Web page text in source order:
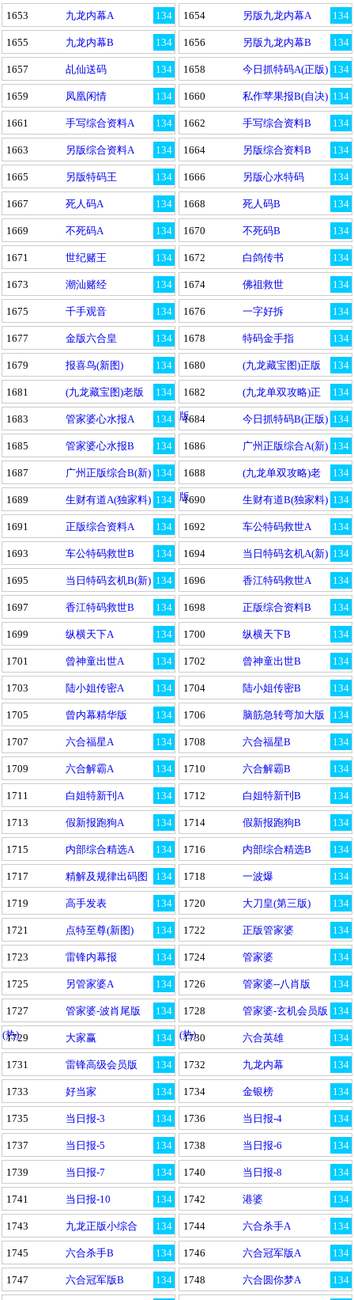
134
1653 九龙内幕A 134
1654 另版九龙内幕A
134
1655 九龙内幕B 134
1656 另版九龙内幕B
134
1657 乩仙送码 134
1658 今日抓特码A(正版)
134
1659 凤凰闲情 134
1660 私作苹果报B(自决)
134
1661 手写综合资料A 134
1662 手写综合资料B
134
1663 另版综合资料A 134
1664 另版综合资料B
134
1665 另版特码王 134
1666 另版心水特码
134
1667 死人码A 134
1668 死人码B
134
1669 不死码A 134
1670 不死码B
134
1671 世纪赌王 134
1672 白鸽传书
134
1673 潮汕赌经 134
1674 佛祖救世
134
1675 千手观音 134
1676 一字好拆
134
1677 金版六合皇 134
1678 特码金手指
134
1679 报喜鸟(新图) 134
1680 (九龙藏宝图)正版
134
1681 (九龙藏宝图)老版 134
1682
(九龙单双攻略)正
版
134
1683 管家婆心水报A 134
1684 今日抓特码B(正版)
134
1685 管家婆心水报B 134
1686 广州正版综合A(新)
134
1687 广州正版综合B(新) 134
1688
(九龙单双攻略)老
版
134
1689 生财有道A(独家料) 134
1690 生财有道B(独家料)
134
1691 正版综合资料A 134
1692 车公特码救世A
134
1693 车公特码救世B 134
1694 当日特码玄机A(新)
134
1695 当日特码玄机B(新) 134
1696 香江特码救世A
134
1697 香江特码救世B 134
1698 正版综合资料B
134
1699 纵横天下A 134
1700 纵横天下B
134
1701 曾神童出世A 134
1702 曾神童出世B
134
1703 陆小姐传密A 134
1704 陆小姐传密B
134
1705 曾内幕精华版 134
1706 脑筋急转弯加大版
134
1707 六合福星A 134
1708 六合福星B
134
1709 六合解霸A 134
1710 六合解霸B
134
1711 白姐特新刊A 134
1712 白姐特新刊B
134
1713 假新报跑狗A 134
1714 假新报跑狗B
134
1715 内部综合精选A 134
1716 内部综合精选B
134
1717 精解及规律出码图 134
1718 一波爆
134
1719 高手发表 134
1720 大刀皇(第三版)
134
1721 点特至尊(新图) 134
1722 正版管家婆
134
1723 雷锋内幕报 134
1724 管家婆
134
1725 另管家婆A 134
1726 管家婆--八肖版
134
1727
管家婆-波肖尾版
(热)
134
1728
管家婆-玄机会员版
(热)
134
1729 大家赢 134
1730 六合英雄
134
1731 雷锋高级会员版 134
1732 九龙内幕
134
1733 好当家 134
1734 金银榜
134
1735 当日报-3 134
1736 当日报-4
134
1737 当日报-5 134
1738 当日报-6
134
1739 当日报-7 134
1740 当日报-8
134
1741 当日报-10 134
1742 港婆
134
1743 九龙正版小综合 134
1744 六合杀手A
134
1745 六合杀手B 134
1746 六合冠军版A
134
1747 六合冠军版B 134
1748 六合圆你梦A